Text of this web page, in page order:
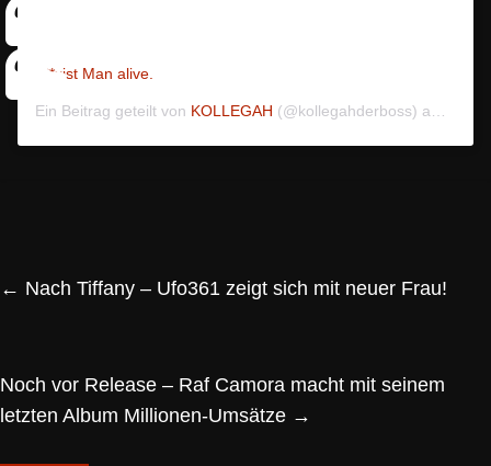
S*xist Man alive.
Ein Beitrag geteilt von KOLLEGAH (@kollegahderboss) am
← Nach Tiffany – Ufo361 zeigt sich mit neuer Frau!
Noch vor Release – Raf Camora macht mit seinem
letzten Album Millionen-Umsätze →